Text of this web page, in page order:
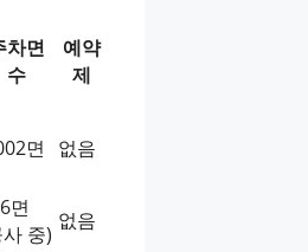
차면
수
예약
제
면 없음
면
중)
없음